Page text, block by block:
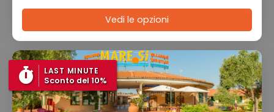
Vedi le opzioni
LAST MINUTE
Sconto del 10%